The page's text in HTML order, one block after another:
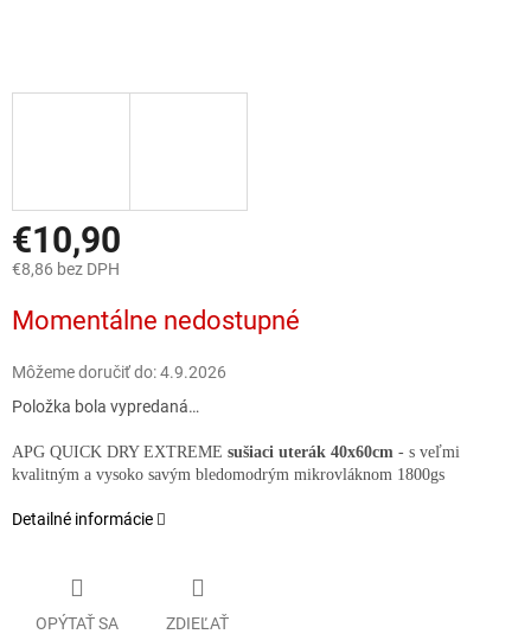
€10,90
€8,86 bez DPH
cena:
Momentálne nedostupné
Môžeme doručiť do:4.9.2026
Položka bola vypredaná…
APG QUICK DRY EXTREME sušiaci uterák 40x60cm - s veľmi
kvalitným a vysoko savým bledomodrým mikrovláknom 1800gs
Detailné informácie
OPÝTAŤ SA ZDIEĽAŤ